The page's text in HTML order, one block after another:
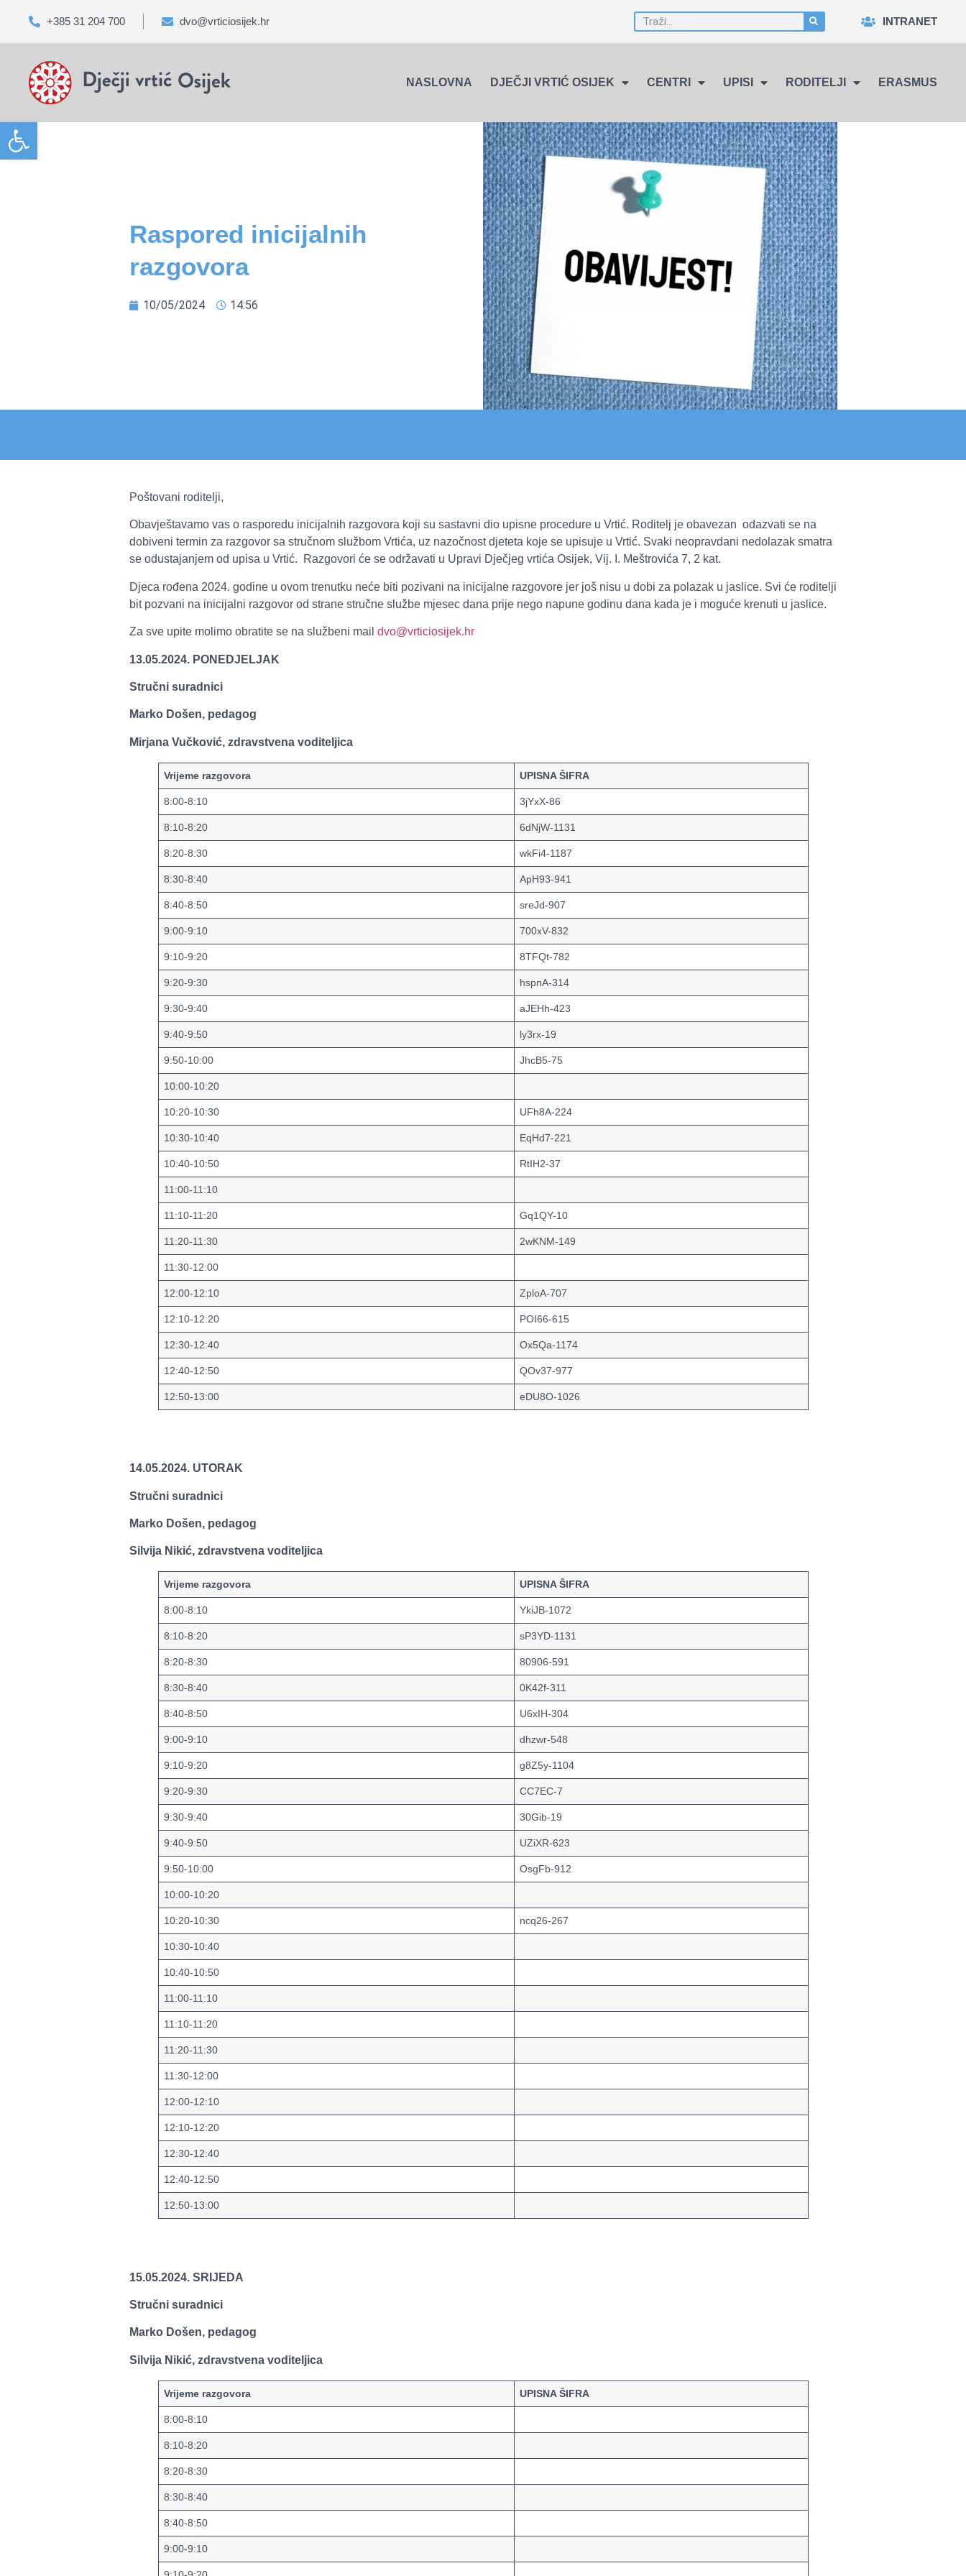
Open toolbar
+385 31 204 700 dvo@vrticiosijek.hr INTRANET
NASLOVNA DJEČJI VRTIĆ OSIJEK CENTRI UPISI RODITELJI ERASMUS
Raspored inicijalnih
razgovora
10/05/2024 14:56
Poštovani roditelji,
Obavještavamo vas o rasporedu inicijalnih razgovora koji su sastavni dio upisne procedure u Vrtić. Roditelj je obavezan odazvati se na
dobiveni termin za razgovor sa stručnom službom Vrtića, uz nazočnost djeteta koje se upisuje u Vrtić. Svaki neopravdani nedolazak smatra
se odustajanjem od upisa u Vrtić. Razgovori će se održavati u Upravi Dječjeg vrtića Osijek, Vij. I. Meštrovića 7, 2 kat.
Djeca rođena 2024. godine u ovom trenutku neće biti pozivani na inicijalne razgovore jer još nisu u dobi za polazak u jaslice. Svi će roditelji
bit pozvani na inicijalni razgovor od strane stručne službe mjesec dana prije nego napune godinu dana kada je i moguće krenuti u jaslice.
Za sve upite molimo obratite se na službeni mail dvo@vrticiosijek.hr
13.05.2024. PONEDJELJAK
Stručni suradnici
Marko Došen, pedagog
Mirjana Vučković, zdravstvena voditeljica
Vrijeme razgovora UPISNA ŠIFRA
8:00-8:10 3jYxX-86
8:10-8:20 6dNjW-1131
8:20-8:30 wkFi4-1187
8:30-8:40 ApH93-941
8:40-8:50 sreJd-907
9:00-9:10 700xV-832
9:10-9:20 8TFQt-782
9:20-9:30 hspnA-314
9:30-9:40 aJEHh-423
9:40-9:50 ly3rx-19
9:50-10:00 JhcB5-75
10:00-10:20
10:20-10:30 UFh8A-224
10:30-10:40 EqHd7-221
10:40-10:50 RtIH2-37
11:00-11:10
11:10-11:20 Gq1QY-10
11:20-11:30 2wKNM-149
11:30-12:00
12:00-12:10 ZploA-707
12:10-12:20 POI66-615
12:30-12:40 Ox5Qa-1174
12:40-12:50 QOv37-977
12:50-13:00 eDU8O-1026
14.05.2024. UTORAK
Stručni suradnici
Marko Došen, pedagog
Silvija Nikić, zdravstvena voditeljica
Vrijeme razgovora UPISNA ŠIFRA
8:00-8:10 YkiJB-1072
8:10-8:20 sP3YD-1131
8:20-8:30 80906-591
8:30-8:40 0K42f-311
8:40-8:50 U6xIH-304
9:00-9:10 dhzwr-548
9:10-9:20 g8Z5y-1104
9:20-9:30 CC7EC-7
9:30-9:40 30Gib-19
9:40-9:50 UZiXR-623
9:50-10:00 OsgFb-912
10:00-10:20
10:20-10:30 ncq26-267
10:30-10:40
10:40-10:50
11:00-11:10
11:10-11:20
11:20-11:30
11:30-12:00
12:00-12:10
12:10-12:20
12:30-12:40
12:40-12:50
12:50-13:00
15.05.2024. SRIJEDA
Stručni suradnici
Marko Došen, pedagog
Silvija Nikić, zdravstvena voditeljica
Vrijeme razgovora UPISNA ŠIFRA
8:00-8:10
8:10-8:20
8:20-8:30
8:30-8:40
8:40-8:50
9:00-9:10